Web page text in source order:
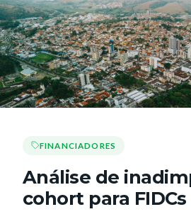
FINANCIADORES
Análise de
cohort para FIDCs